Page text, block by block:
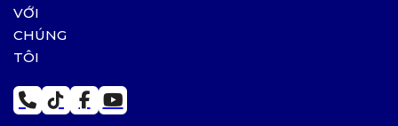
VỚI
CHÚNG
TÔI